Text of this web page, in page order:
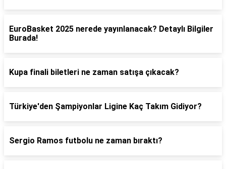
EuroBasket 2025 nerede yayınlanacak? Detaylı Bilgiler
Burada!
Kupa finali biletleri ne zaman satışa çıkacak?
Türkiye'den Şampiyonlar Ligine Kaç Takım Gidiyor?
Sergio Ramos futbolu ne zaman bıraktı?